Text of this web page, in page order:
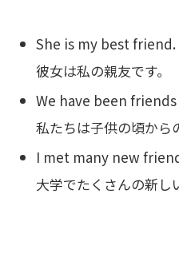
She is my best friend.
彼女は私の親友です。
We have been
私たちは子供の頃から
I met many new
大学でたくさんの新し